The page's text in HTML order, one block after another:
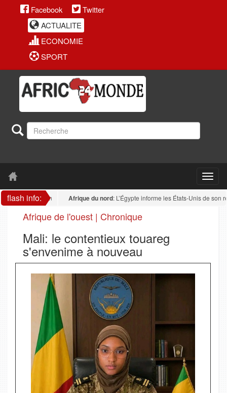
Facebook
Twitter
ACTUALITE
ECONOMIE
SPORT
flash info: Afrique du nord: L’Égypte informe les États-Unis de son rejet
Afrique de l'ouest | Chronique
Mali: le contentieux touareg
s'envenime à nouveau